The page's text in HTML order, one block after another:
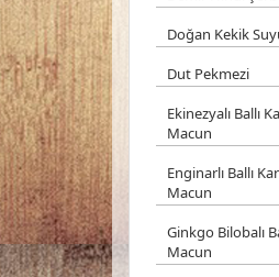
Doğan Kekik
Dut Pekmezi
Ekinezyalı Ballı
Macun
Enginarlı Ballı
Macun
Ginkgo Bilobalı
Macun